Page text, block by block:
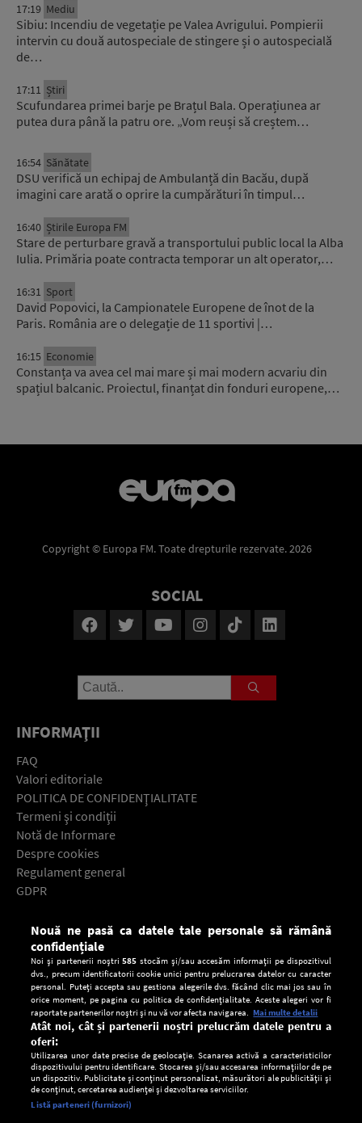
17:19 Mediu
Sibiu: Incendiu de vegetație pe Valea Avrigului. Pompierii
intervin cu două autospeciale de stingere și o autospecială
de…
17:11 Știri
Scufundarea primei barje pe Brațul Bala. Operațiunea ar
putea dura până la patru ore. „Vom reuși să creștem…
16:54 Sănătate
DSU verifică un echipaj de Ambulanță din Bacău, după
imagini care arată o oprire la cumpărături în timpul…
16:40 Știrile Europa FM
Stare de perturbare gravă a transportului public local la Alba
Iulia. Primăria poate contracta temporar un alt operator,…
16:31 Sport
David Popovici, la Campionatele Europene de înot de la
Paris. România are o delegație de 11 sportivi |…
16:15 Economie
Constanța va avea cel mai mare și mai modern acvariu din
spațiul balcanic. Proiectul, finanțat din fonduri europene,…
Copyright © Europa FM. Toate drepturile rezervate. 2026
SOCIAL
INFORMAŢII
FAQ
Valori editoriale
POLITICA DE CONFIDENŢIALITATE
Termeni şi condiţii
Notă de Informare
Despre cookies
Regulament general
GDPR
Descarcă gratuit aplicaţia Europa FM pentru smartphone:
Setări:
Nouă ne pasă ca datele tale personale să rămână
confidențiale
Noi și partenerii noștri585 stocăm și/sau accesăm informații pe dispozitivul
dvs., precum identificatorii cookie unici pentru prelucrarea datelor cu caracter
personal. Puteți accepta sau gestiona alegerile dvs. făcând clic mai jos sau în
orice moment, pe pagina cu politica de confidențialitate. Aceste alegeri vor fi
raportate partenerilor noștri și nu vă vor afecta navigarea. Mai multe detalii
Atât noi, cât și partenerii noștri prelucrăm datele pentru a
oferi:
Utilizarea unor date precise de geolocație. Scanarea activă a caracteristicilor
dispozitivului pentru identificare. Stocarea și/sau accesarea informațiilor de pe
un dispozitiv. Publicitate și conținut personalizat, măsurători ale publicității și
de conținut, cercetarea audienței și dezvoltarea serviciilor.
Listă parteneri (furnizori)